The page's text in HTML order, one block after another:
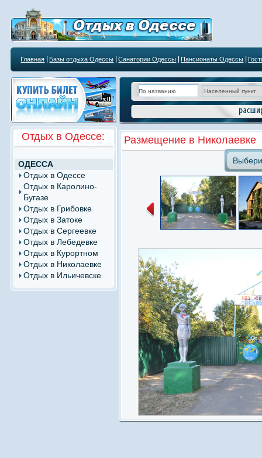
Главная Базы отдыха Одессы Санатории Одессы Пансионаты Одессы
Курортным учреждениям
Отдых в Одессе:
ОДЕССА
Отдых в Одессе
Отдых в Каролино-
Бугазе
Отдых в Грибовке
Отдых в Затоке
Отдых в Сергеевке
Отдых в Лебедевке
Отдых в Курортном
Отдых в Николаевке
Отдых в Ильичевске
Размещение в Николаевке